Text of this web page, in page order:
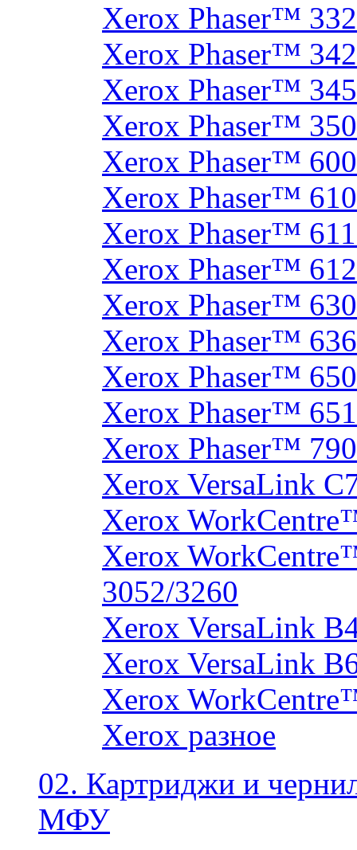
Xerox Phaser™
Xerox Phaser™
Xerox Phaser™
Xerox Phaser™
Xerox Phaser™
Xerox Phaser™
Xerox Phaser™
Xerox Phaser™
Xerox Phaser™
Xerox Phaser™
Xerox Phaser™
Xerox Phaser™
Xerox Phaser™ 790
Xerox VersaLink
Xerox
Xerox
3052/3260
Xerox VersaLink
Xerox VersaLink
Xerox
Xerox разное
02. Картриджи и
МФУ